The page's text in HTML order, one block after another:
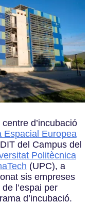
centre d’incubació
Espacial Europea
del Campus del
Politècnica
(UPC), a
sis empreses
l’espai per
d’incubació.